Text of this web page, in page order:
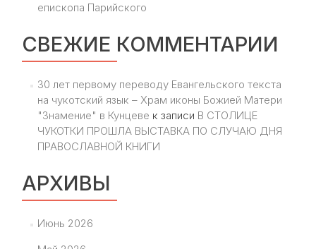
епископа Парийского
СВЕЖИЕ КОММЕНТАРИИ
30 лет первому переводу Евангельского текста
на чукотский язык – Храм иконы Божией Матери
"Знамение" в Кунцеве к записи В СТОЛИЦЕ
ЧУКОТКИ ПРОШЛА ВЫСТАВКА ПО СЛУЧАЮ ДНЯ
ПРАВОСЛАВНОЙ КНИГИ
АРХИВЫ
Июнь 2026